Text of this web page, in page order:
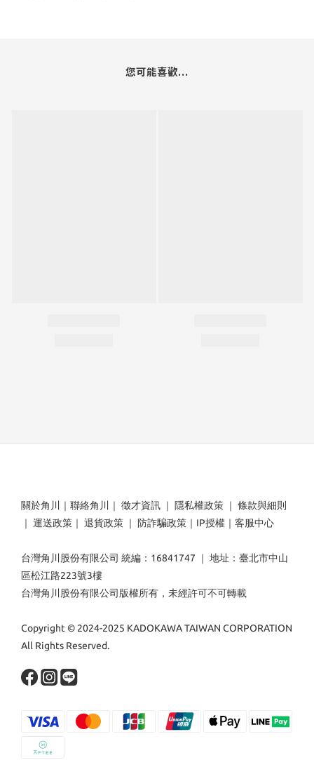
您可能喜歡...
關於角川 ｜ 聯絡角川 ｜ 徵才資訊 ｜ 隱私權政策 ｜ 條款與細則
｜ 運送政策 ｜ 退貨政策 ｜ 防詐騙政策 ｜ IP授權 ｜ 客服中心
台灣角川股份有限公司 統編：16841747 ｜ 地址：臺北市中山
區松江路223號3樓
台灣角川股份有限公司版權所有，未經許可不可轉載
Copyright © 2024-2025 KADOKAWA TAIWAN CORPORATION
All Rights Reserved.